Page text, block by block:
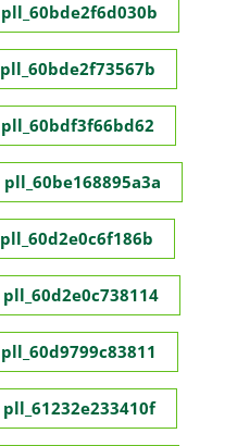
pll_60bde2f6d030b
pll_60bde2f73567b
pll_60bdf3f66bd62
pll_60be168895a3a
pll_60d2e0c6f186b
pll_60d2e0c738114
pll_60d9799c83811
pll_61232e233410f